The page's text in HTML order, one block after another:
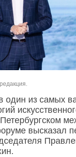
один из самых
высказал